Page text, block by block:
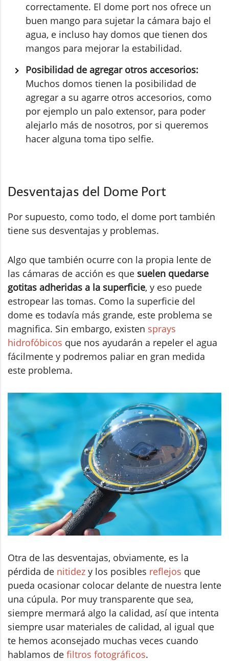
correctamente. El dome port nos ofrece un
buen mango para sujetar la cámara bajo el
agua, e incluso hay domos que tienen dos
mangos para mejorar la estabilidad.
Posibilidad de agregar otros accesorios:
Muchos domos tienen la posibilidad de
agregar a su agarre otros accesorios, como
por ejemplo un palo extensor, para poder
alejarlo más de nosotros, por si queremos
hacer alguna toma tipo selfie.
Desventajas del Dome Port
Por supuesto, como todo, el dome port también
tiene sus desventajas y problemas.
Algo que también ocurre con la propia lente de
las cámaras de acción es que suelen quedarse
gotitas adheridas a la superficie, y eso puede
estropear las tomas. Como la superficie del
dome es todavía más grande, este problema se
magnifica. Sin embargo, existen sprays
hidrofóbicos que nos ayudarán a repeler el agua
fácilmente y podremos paliar en gran medida
este problema.
Otra de las desventajas, obviamente, es la
pérdida de nitidez y los posibles reflejos que
pueda ocasionar colocar delante de nuestra lente
una cúpula. Por muy transparente que sea,
siempre mermará algo la calidad, así que intenta
siempre usar materiales de calidad, al igual que
te hemos aconsejado muchas veces cuando
hablamos de filtros fotográficos.